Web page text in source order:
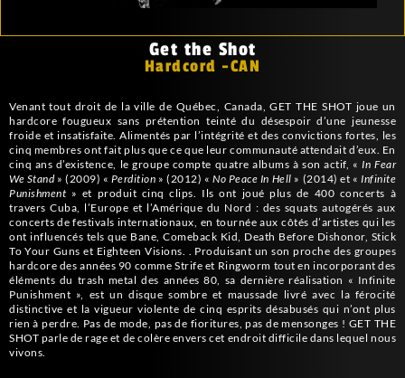
Get the Shot
Hardcord -CAN
Venant tout droit de la ville de Québec, Canada, GET THE SHOT joue un
hardcore fougueux sans prétention teinté du désespoir d’une jeunesse
froide et insatisfaite. Alimentés par l’intégrité et des convictions fortes, les
cinq membres ont fait plus que ce que leur communauté attendait d’eux. En
cinq ans d’existence, le groupe compte quatre albums à son actif, « In Fear
We Stand» (2009) « Perdition » (2012) «No Peace In Hell » (2014) et « Infinite
Punishment » et produit cinq clips. Ils ont joué plus de 400 concerts à
travers Cuba, l’Europe et l’Amérique du Nord : des squats autogérés aux
concerts de festivals internationaux, en tournée aux côtés d’artistes qui les
ont influencés tels que Bane, Comeback Kid, Death Before Dishonor, Stick
To Your Guns et Eighteen Visions. . Produisant un son proche des groupes
hardcore des années 90 comme Strife et Ringworm tout en incorporant des
éléments du trash metal des années 80, sa dernière réalisation « Infinite
Punishment », est un disque sombre et maussade livré avec la férocité
distinctive et la vigueur violente de cinq esprits désabusés qui n’ont plus
rien à perdre. Pas de mode, pas de fioritures, pas de mensonges ! GET THE
SHOT parle de rage et de colère envers cet endroit difficile dans lequel nous
vivons.